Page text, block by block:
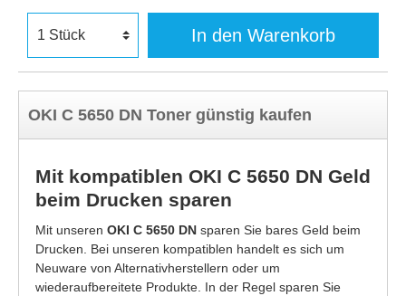
In den Warenkorb
OKI C 5650 DN Toner günstig kaufen
Mit kompatiblen OKI C 5650 DN Geld
beim Drucken sparen
Mit unseren OKI C 5650 DN sparen Sie bares Geld beim
Drucken. Bei unseren kompatiblen handelt es sich um
Neuware von Alternativherstellern oder um
wiederaufbereitete Produkte. In der Regel sparen Sie